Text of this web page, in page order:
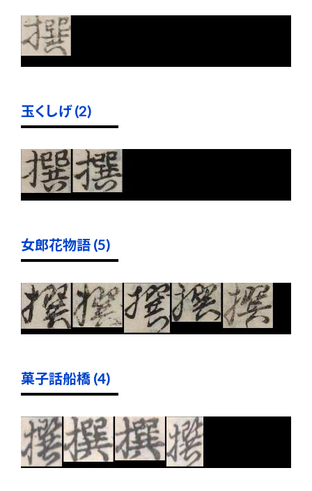
玉くしげ (2)
女郎花物語 (5)
菓子話船橋 (4)